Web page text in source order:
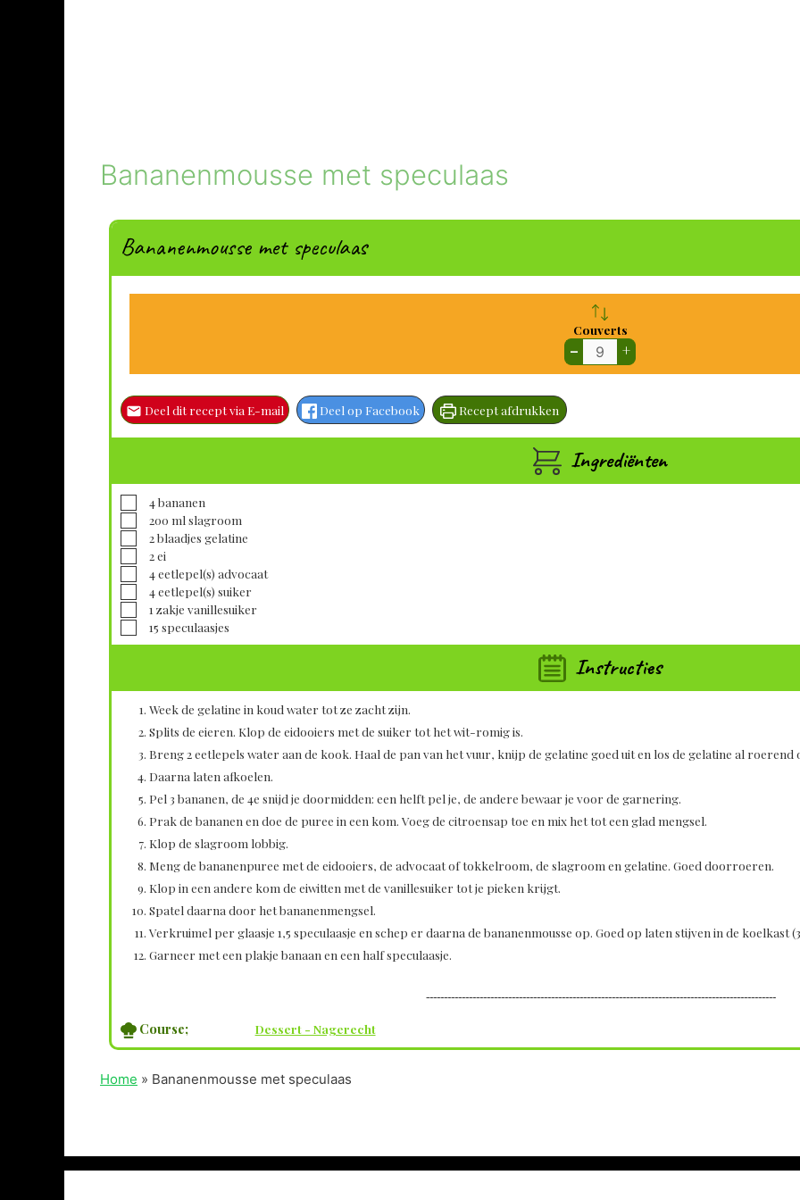
Bananenmousse met speculaas
Bananenmousse met speculaas
Couverts
– +
Deel dit recept via E-mail Deel op Facebook Recept afdrukken
Ingrediënten
▢
4bananen
▢
200 ml slagroom
▢
2blaadjes gelatine
▢
2ei
▢
4eetlepel(s) advocaat
▢
4eetlepel(s) suiker
▢1 zakje vanillesuiker
▢
15 speculaasjes
Instructies
Week de gelatine in koud water tot ze zacht zijn.
Splits de eieren. Klop de eidooiers met de suiker tot het wit-romig is.
Breng 2 eetlepels water aan de kook. Haal de pan van het vuur, knijp de gelatine goed uit en los de gelatine al roerend
Daarna laten afkoelen.
Pel 3 bananen, de 4e snijd je doormidden: een helft pel je, de andere bewaar je voor de garnering.
Prak de bananen en doe de puree in een kom. Voeg de citroensap toe en mix het tot een glad mengsel.
Klop de slagroom lobbig.
Meng de bananenpuree met de eidooiers, de advocaat of tokkelroom, de slagroom en gelatine. Goed doorroeren.
Klop in een andere kom de eiwitten met de vanillesuiker tot je pieken krijgt.
Spatel daarna door het bananenmengsel.
Verkruimel per glaasje 1,5 speculaasje en schep er daarna de bananenmousse op. Goed op laten stijven in de koelkast
Garneer met een plakje banaan en een half speculaasje.
--------------------------------------------------------------------------------------------------
Course; Dessert - Nagerecht
Home » Bananenmousse met speculaas